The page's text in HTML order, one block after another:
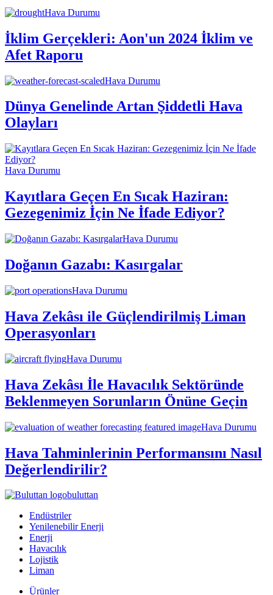
Hava Durumu
İklim Gerçekleri: Aon'un 2024 İklim ve
Afet Raporu
Hava Durumu
Dünya Genelinde Artan Şiddetli Hava
Olayları
Hava Durumu
Kayıtlara Geçen En Sıcak Haziran:
Gezegenimiz İçin Ne İfade Ediyor?
Hava Durumu
Doğanın Gazabı: Kasırgalar
Hava Durumu
Hava Zekâsı ile Güçlendirilmiş Liman
Operasyonları
Hava Durumu
Hava Zekâsı İle Havacılık Sektöründe
Beklenmeyen Sorunların Önüne Geçin
Hava Durumu
Hava Tahminlerinin Performansını Nasıl
Değerlendirilir?
buluttan
Endüstriler
Yenilenebilir Enerji
Enerji
Havacılık
Lojistik
Liman
Ürünler